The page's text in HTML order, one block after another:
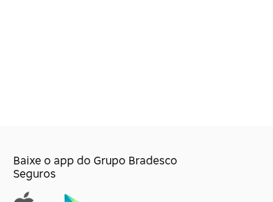
Baixe o app do Grupo Bradesco
Seguros